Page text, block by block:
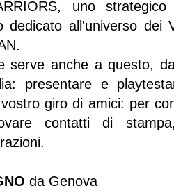
uno
dedicato all'universo dei
serve anche a questo,
presentare e
giro di amici: per
contatti di
da Genova